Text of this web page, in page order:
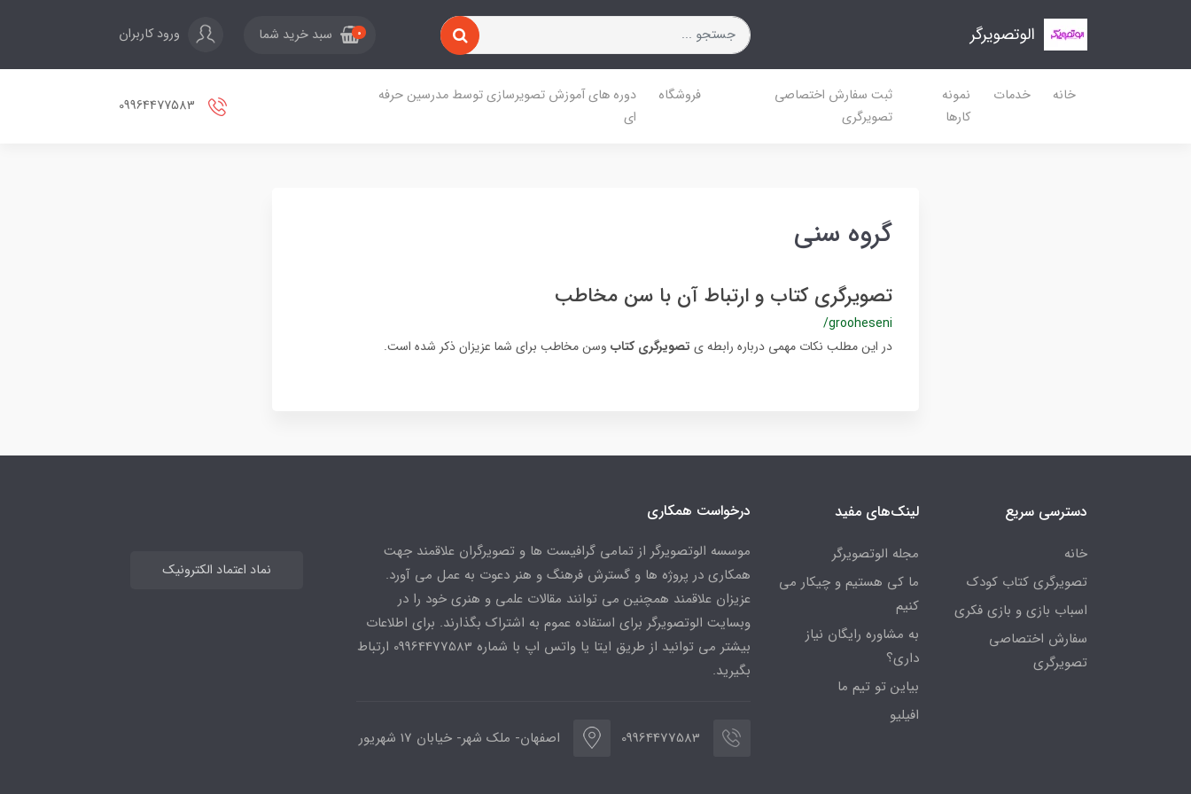
الوتصویرگر 0 سبد خرید شما ورود کاربران
خانه خدمات
نمونه
کارها
ثبت سفارش اختصاصی
تصویرگری
فروشگاه
دوره های آموزش تصویرسازی توسط مدرسین حرفه
ای
گروه سنی
تصویرگری کتاب و ارتباط آن با سن مخاطب
/grooheseni
در این مطلب نکات مهمی درباره رابطه ی تصویرگری کتاب وسن مخاطب برای شما عزیزان ذکر شده است.
دسترسی سریع
خانه
تصویرگری کتاب کودک
اسباب بازی و بازی فکری
سفارش اختصاصی
تصویرگری
لینک‌های مفید
مجله الوتصویرگر
ما کی هستیم و چیکار می
کنیم
به مشاوره رایگان نیاز
داری؟
بیاین تو تیم ما
افیلیو
درخواست همکاری
موسسه الوتصویرگر از تمامی گرافیست ها و تصویرگران علاقمند جهت
همکاری در پروژه ها و گسترش فرهنگ و هنر دعوت به عمل می آورد.
عزیزان علاقمند همچنین می توانند مقالات علمی و هنری خود را در
وبسایت الوتصویرگر برای استفاده عموم به اشتراک بگذارند. برای اطلاعات
بیشتر می توانید از طریق ایتا یا واتس اپ با شماره 09964477583 ارتباط
بگیرید.
09964477583 اصفهان- ملک شهر- خیابان 17 شهریور
نماد اعتماد الکترونیک